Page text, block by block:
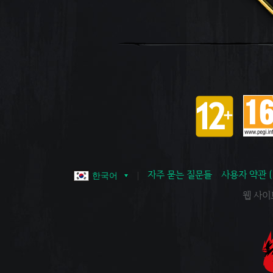
한국어 자주 묻는 질문들
사용자 약관
웹 사